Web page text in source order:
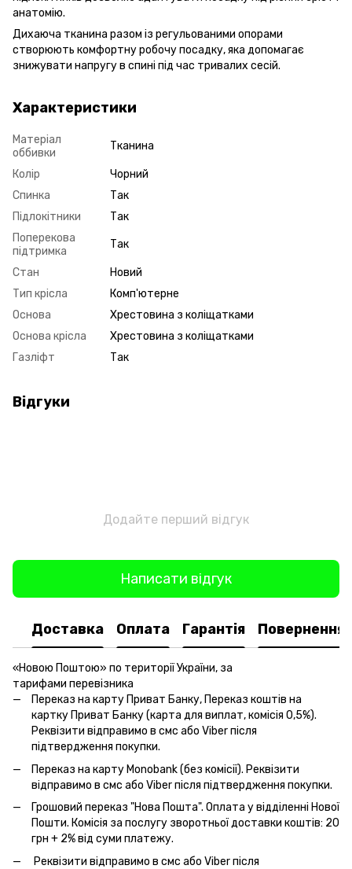
анатомію.
Дихаюча тканина разом із регульованими опорами
створюють комфортну робочу посадку, яка допомагає
знижувати напругу в спині під час тривалих сесій.
Характеристики
Матеріал
оббивки
Тканина
Колір
Чорний
Спинка
Так
Підлокітники
Так
Поперекова
підтримка
Так
Стан
Новий
Тип крісла
Комп'ютерне
Основа
Хрестовина з коліщатками
Основа крісла
Хрестовина з коліщатками
Газліфт
Так
Відгуки
Додайте перший відгук
Написати відгук
Доставка Оплата Гарантія Повернення
«Новою Поштою» по території України, за
тарифами перевізника
Переказ на карту Приват Банку, Переказ коштів на
картку Приват Банку (карта для виплат, комісія 0,5%).
Реквізити відправимо в смс або Viber після
підтвердження покупки.
Переказ на карту Monobank (без комісії). Реквізити
відправимо в смс або Viber після підтвердження покупки.
Грошовий переказ "Нова Пошта". Оплата у відділенні Нової
Пошти. Комісія за послугу зворотньої доставки коштів: 20
грн + 2% від суми платежу.
Реквізити відправимо в смс або Viber після